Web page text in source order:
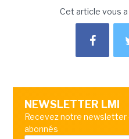
Cet article vous a
NEWSLETTER LMI
Recevez notre
abonnés